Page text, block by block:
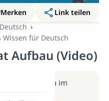
Merken
Link teilen
Wissen für Deutsch
Aufbau (Video)
Infos erhältst du im